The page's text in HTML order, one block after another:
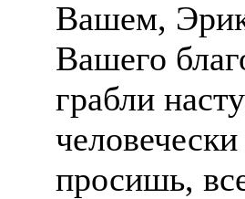
Вашем,
Вашего
грабли
просишь,